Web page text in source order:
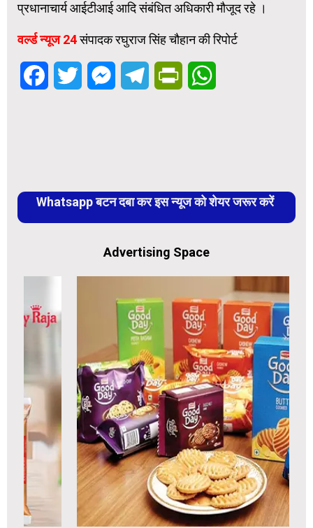
प्रधानाचार्य आईटीआई आदि संबंधित अधिकारी मौजूद रहे ।
वर्ल्ड न्यूज 24संपादक रघुराज सिंह चौहान की रिपोर्ट
FacebookTwitter MessengerTelegramPrintFriendly
Whatsapp बटन दबा कर इस न्यूज को शेयर जरूर करें
Advertising Space